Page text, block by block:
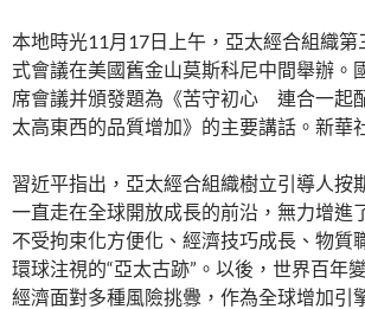
本地時光11月17日上午，亞太經合組織第
式會議在美國舊金山莫斯科尼中間舉辦。
席會議并頒發題為《苦守初心 連合一
太高東西的品質增加》的主要講話。新華
習近平指出，亞太經合組織樹立引導人按
一直走在全球開放成長的前沿，無力增進
不受拘束化方便化、經濟技巧成長、物質
環球注視的“亞太古跡”。以後，世界百年
經濟面對多種風險挑釁，作為全球增加引